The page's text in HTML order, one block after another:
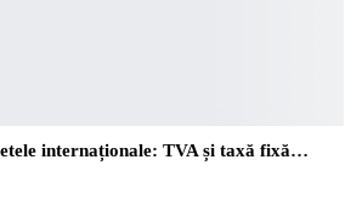
internaționale: TVA și taxă fixă…